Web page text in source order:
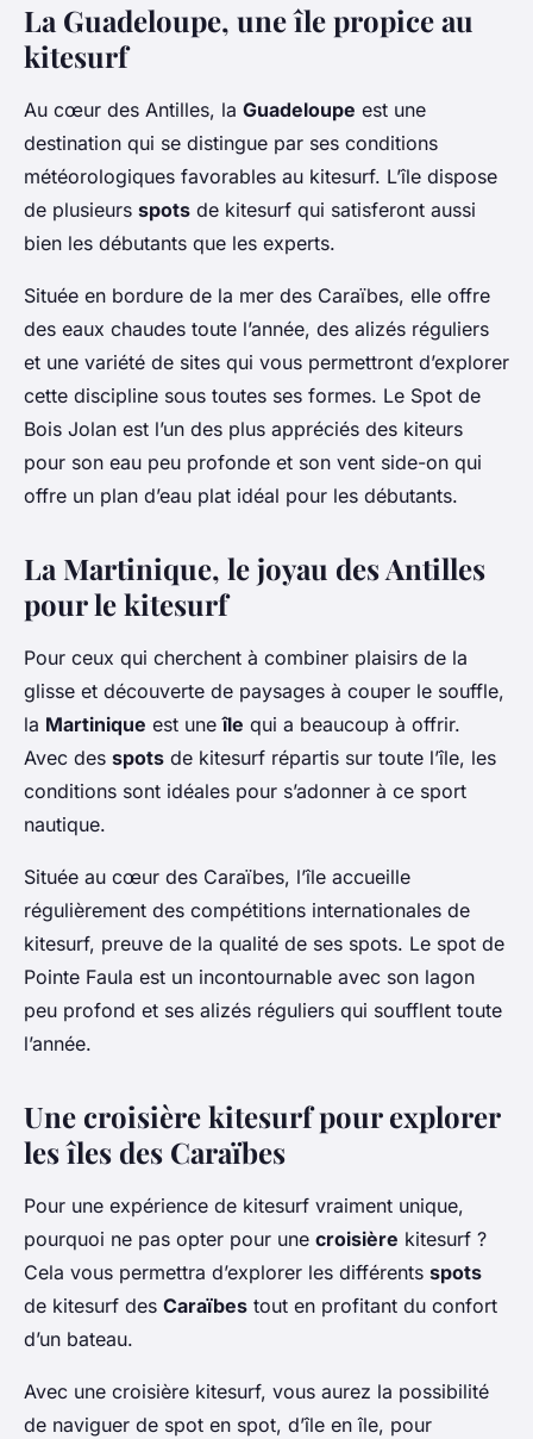
La Guadeloupe, une île propice au
kitesurf
Au cœur des Antilles, la Guadeloupe est une
destination qui se distingue par ses conditions
météorologiques favorables au kitesurf. L’île dispose
de plusieurs spots de kitesurf qui satisferont aussi
bien les débutants que les experts.
Située en bordure de la mer des Caraïbes, elle offre
des eaux chaudes toute l’année, des alizés réguliers
et une variété de sites qui vous permettront d’explorer
cette discipline sous toutes ses formes. Le Spot de
Bois Jolan est l’un des plus appréciés des kiteurs
pour son eau peu profonde et son vent side-on qui
offre un plan d’eau plat idéal pour les débutants.
La Martinique, le joyau des Antilles
pour le kitesurf
Pour ceux qui cherchent à combiner plaisirs de la
glisse et découverte de paysages à couper le souffle,
la Martinique est uneîle qui a beaucoup à offrir.
Avec des spots de kitesurf répartis sur toute l’île, les
conditions sont idéales pour s’adonner à ce sport
nautique.
Située au cœur des Caraïbes, l’île accueille
régulièrement des compétitions internationales de
kitesurf, preuve de la qualité de ses spots. Le spot de
Pointe Faula est un incontournable avec son lagon
peu profond et ses alizés réguliers qui soufflent toute
l’année.
Une croisière kitesurf pour explorer
les îles des Caraïbes
Pour une expérience de kitesurf vraiment unique,
pourquoi ne pas opter pour une croisière kitesurf ?
Cela vous permettra d’explorer les différents spots
de kitesurf des Caraïbes tout en profitant du confort
d’un bateau.
Avec une croisière kitesurf, vous aurez la possibilité
de naviguer de spot en spot, d’île en île, pour